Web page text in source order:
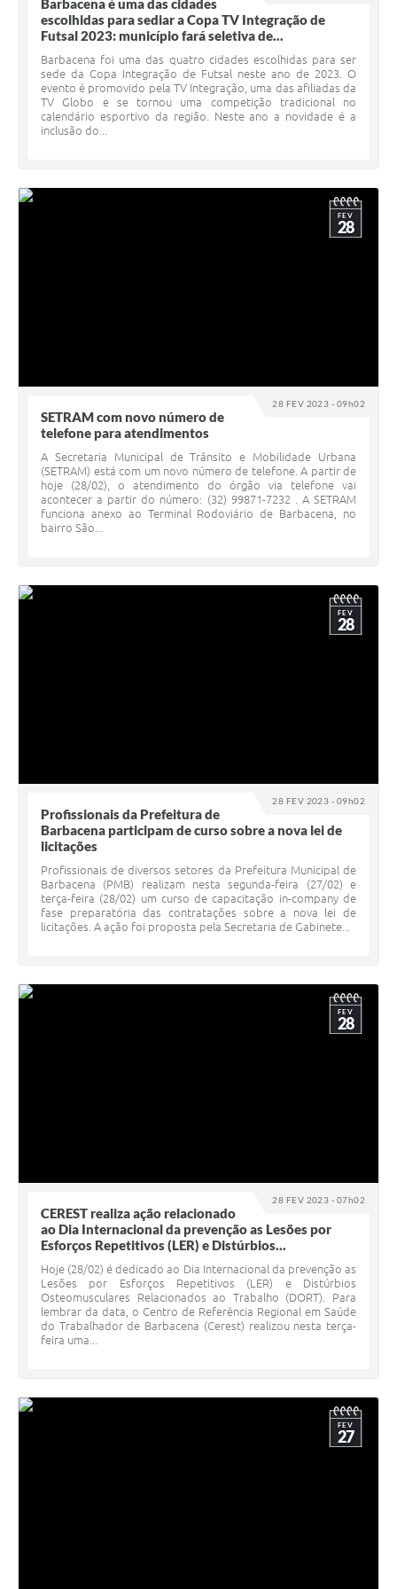
Barbacena é uma das cidades
escolhidas para sediar a Copa TV Integração de
Futsal 2023: município fará seletiva de...
Barbacena foi uma das quatro cidades escolhidas para ser
sede da Copa Integração de Futsal neste ano de 2023. O
evento é promovido pela TV Integração, uma das afiliadas da
TV Globo e se tornou uma competição tradicional no
calendário esportivo da região. Neste ano a novidade é a
inclusão do...
28 FEV 2023 - 09h02
FEV
28
SETRAM com novo número de
telefone para atendimentos
A Secretaria Municipal de Trânsito e Mobilidade Urbana
(SETRAM) está com um novo número de telefone. A partir de
hoje (28/02), o atendimento do órgão via telefone vai
acontecer a partir do número: (32) 99871-7232 . A SETRAM
funciona anexo ao Terminal Rodoviário de Barbacena, no
bairro São...
28 FEV 2023 - 09h02
FEV
28
Profissionais da Prefeitura de
Barbacena participam de curso sobre a nova lei de
licitações
Profissionais de diversos setores da Prefeitura Municipal de
Barbacena (PMB) realizam nesta segunda-feira (27/02) e
terça-feira (28/02) um curso de capacitação in-company de
fase preparatória das contratações sobre a nova lei de
licitações. A ação foi proposta pela Secretaria de Gabinete...
28 FEV 2023 - 07h02
FEV
28
CEREST realiza ação relacionado
ao Dia Internacional da prevenção as Lesões por
Esforços Repetitivos (LER) e Distúrbios...
Hoje (28/02) é dedicado ao Dia Internacional da prevenção as
Lesões por Esforços Repetitivos (LER) e Distúrbios
Osteomusculares Relacionados ao Trabalho (DORT). Para
lembrar da data, o Centro de Referência Regional em Saúde
do Trabalhador de Barbacena (Cerest) realizou nesta terça-
feira uma...
FEV
27